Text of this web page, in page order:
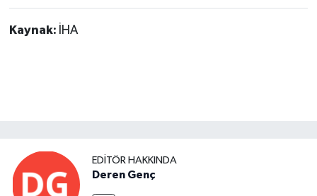
Kaynak: İHA
EDITÖR HAKKINDA
Deren Genç